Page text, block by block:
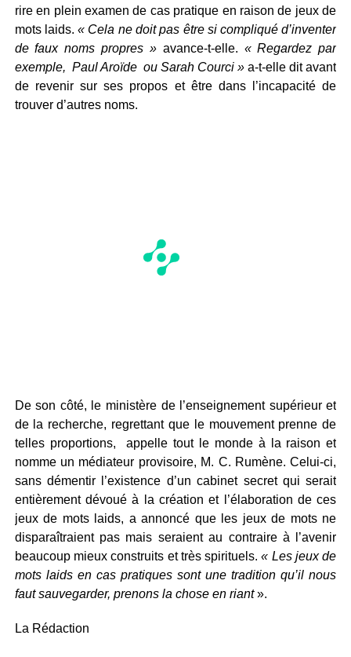
rire en plein examen de cas pratique en raison de jeux de
mots laids.« Cela ne doit pas être si compliqué d’inventer
de faux noms propres »avance-t-elle. « Regardez par
exemple, Paul Aroïde ou Sarah Courci » a-t-elle dit avant
de revenir sur ses propos et être dans l’incapacité de
trouver d’autres noms.
De son côté, le ministère de l’enseignement supérieur et
de la recherche, regrettant que le mouvement prenne de
telles proportions, appelle tout le monde à la raison et
nomme un médiateur provisoire, M. C. Rumène. Celui-ci,
sans démentir l’existence d’un cabinet secret qui serait
entièrement dévoué à la création et l’élaboration de ces
jeux de mots laids, a annoncé que les jeux de mots ne
disparaîtraient pas mais seraient au contraire à l’avenir
beaucoup mieux construits et très spirituels.« Les jeux de
mots laids en cas pratiques sont une tradition qu’il nous
faut sauvegarder, prenons la chose en riant».
La Rédaction